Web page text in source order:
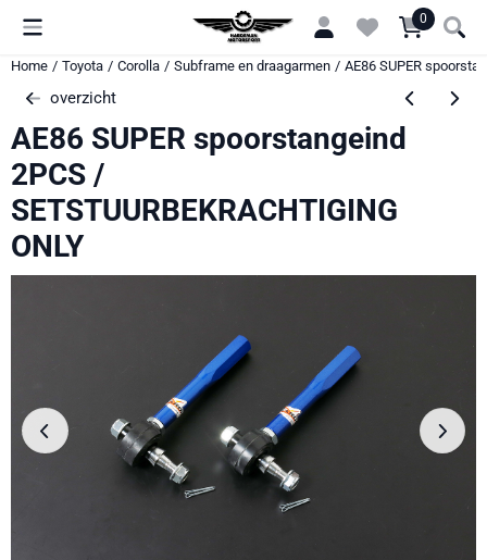
Cookievoorkeuren zijn momenteel gesloten. 0
Home / Toyota / Corolla / Subframe en draagarmen / AE86 SUPER
overzicht
AE86 SUPER spoorstangeind
2PCS /
SETSTUURBEKRACHTIGING
ONLY